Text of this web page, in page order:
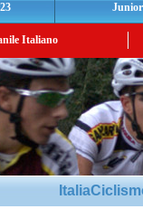
Italiano